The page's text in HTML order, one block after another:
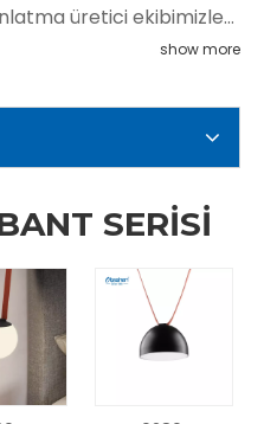
üretici ekibimizle
yanıt veriyoruz veshow more
SERİSİ